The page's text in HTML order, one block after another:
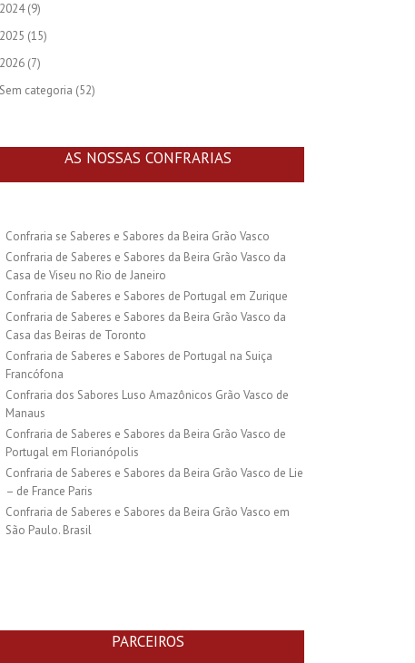
2024(9)
2025 (15)
2026(7)
Sem categoria (52)
AS NOSSAS CONFRARIAS
Confraria se Saberes e Sabores da Beira Grão Vasco
Confraria de Saberes e Sabores da Beira Grão Vasco da
Casa de Viseu no Rio de Janeiro
Confraria de Saberes e Sabores de Portugal em Zurique
Confraria de Saberes e Sabores da Beira Grão Vasco da
Casa das Beiras de Toronto
Confraria de Saberes e Sabores de Portugal na Suiça
Francófona
Confraria dos Sabores Luso Amazônicos Grão Vasco de
Manaus
Confraria de Saberes e Sabores da Beira Grão Vasco de
Portugal em Florianópolis
Confraria de Saberes e Sabores da Beira Grão Vasco de Lie
– de France Paris
Confraria de Saberes e Sabores da Beira Grão Vasco em
São Paulo. Brasil
PARCEIROS